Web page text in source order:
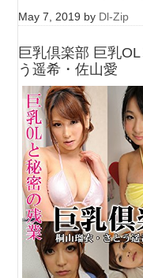
May 7, 2019 by Dl-Zip
巨乳倶楽部 巨乳
う遥希・佐山愛